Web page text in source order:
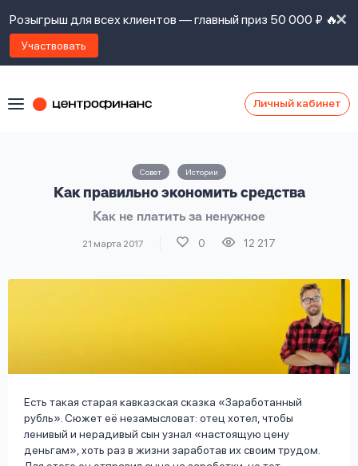
Розыгрыш для всех клиентов — главный приз 50 000 ₽ 🔥
Участвовать
Личный кабинет
Совет Истории
Как правильно экономить средства
Как не платить за ненужное
21 марта 2017 0 12 217
Есть такая старая кавказская сказка «Заработанный
рубль». Сюжет её незамысловат: отец хотел, чтобы
ленивый и нерадивый сын узнал «настоящую цену
деньгам», хоть раз в жизни заработав их своим трудом.
вопрос
с
правилами
займов,